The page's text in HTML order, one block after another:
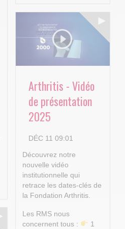
Arthritis - Vidéo
de présentation
2025
DÉC 11 09:01
Découvrez notre
nouvelle vidéo
institutionnelle qui
retrace les dates-clés de
la Fondation Arthritis.
Les RMS nous
concernent tous :
1